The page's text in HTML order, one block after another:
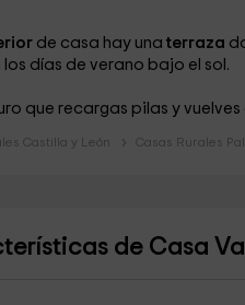
de casa hay una terraza
los días de verano bajo el sol.
que recargas pilas y
Castilla y León Casas Rurales
de Casa